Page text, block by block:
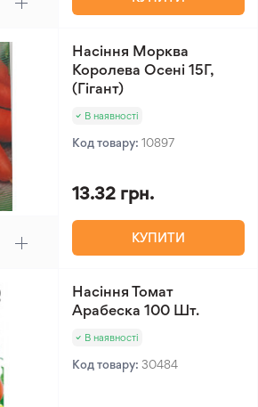
Насіння Морква
Королева Осені 15Г,
(Гігант)
В наявності
Код товару: 10897
13.32 грн.
КУПИТИ
Насіння Томат
Арабеска 100 Шт.
В наявності
Код товару: 30484